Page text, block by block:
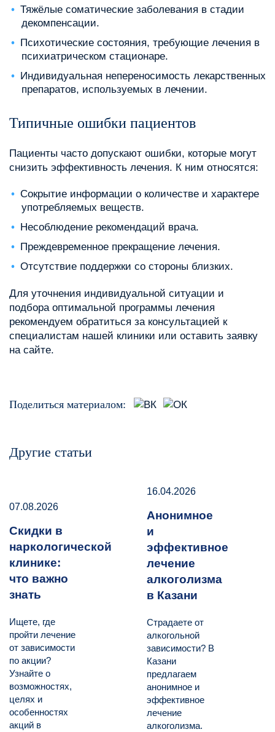
Тяжёлые соматические заболевания в стадии
декомпенсации.
Психотические состояния, требующие лечения в
психиатрическом стационаре.
Индивидуальная непереносимость лекарственных
препаратов, используемых в лечении.
Типичные ошибки пациентов
Пациенты часто допускают ошибки, которые могут
снизить эффективность лечения. К ним относятся:
Сокрытие информации о количестве и характере
употребляемых веществ.
Несоблюдение рекомендаций врача.
Преждевременное прекращение лечения.
Отсутствие поддержки со стороны близких.
Для уточнения индивидуальной ситуации и
подбора оптимальной программы лечения
рекомендуем обратиться за консультацией к
специалистам нашей клиники или оставить заявку
на сайте.
Поделиться материалом:
Другие статьи
07.08.2026
Скидки в
наркологической
клинике:
что важно
знать
Ищете, где
пройти лечение
от зависимости
по акции?
Узнайте о
возможностях,
целях и
особенностях
акций в
16.04.2026
Анонимное
и
эффективное
лечение
алкоголизма
в Казани
Страдаете от
алкогольной
зависимости? В
Казани
предлагаем
анонимное и
эффективное
лечение
алкоголизма.